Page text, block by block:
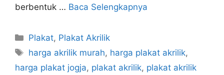
berbentuk … Baca Selengkapnya
Kategori
Plakat, Plakat Akrilik
Tag
harga akrilik murah, harga plakat akrilik,
harga plakat jogja, plakat akrilik, plakat akrilik